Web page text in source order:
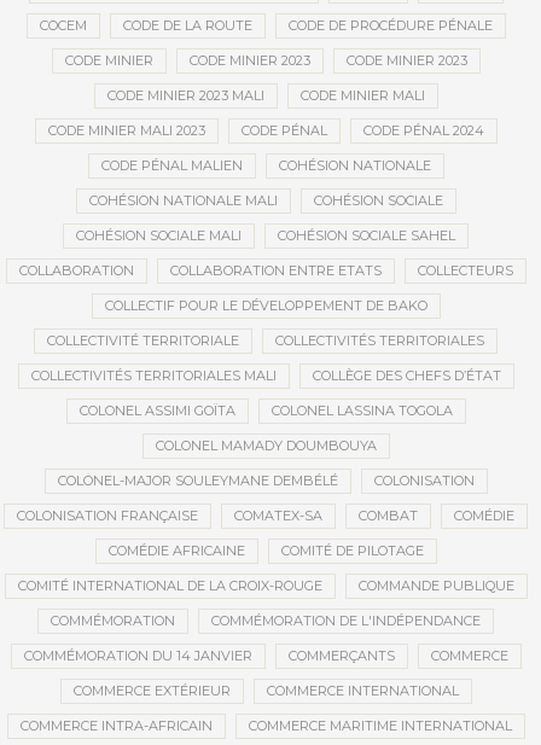
COCEM CODE DE LA ROUTE CODE DE PROCÉDURE PÉNALE
CODE MINIER CODE MINIER 2023 CODE MINIER 2023
CODE MINIER 2023 MALI CODE MINIER MALI
CODE MINIER MALI 2023 CODE PÉNAL CODE PÉNAL 2024
CODE PÉNAL MALIEN COHÉSION NATIONALE
COHÉSION NATIONALE MALI COHÉSION SOCIALE
COHÉSION SOCIALE MALI COHÉSION SOCIALE SAHEL
COLLABORATION COLLABORATION ENTRE ETATS COLLECTEURS
COLLECTIF POUR LE DÉVELOPPEMENT DE BAKO
COLLECTIVITÉ TERRITORIALE COLLECTIVITÉS TERRITORIALES
COLLECTIVITÉS TERRITORIALES MALI COLLÈGE DES CHEFS D’ÉTAT
COLONEL ASSIMI GOÏTA COLONEL LASSINA TOGOLA
COLONEL MAMADY DOUMBOUYA
COLONEL-MAJOR SOULEYMANE DEMBÉLÉ COLONISATION
COLONISATION FRANÇAISE COMATEX-SA COMBAT COMÉDIE
COMÉDIE AFRICAINE COMITÉ DE PILOTAGE
COMITÉ INTERNATIONAL DE LA CROIX-ROUGE COMMANDE PUBLIQUE
COMMÉMORATION COMMÉMORATION DE L'INDÉPENDANCE
COMMÉMORATION DU 14 JANVIER COMMERÇANTS COMMERCE
COMMERCE EXTÉRIEUR COMMERCE INTERNATIONAL
COMMERCE INTRA-AFRICAIN COMMERCE MARITIME INTERNATIONAL